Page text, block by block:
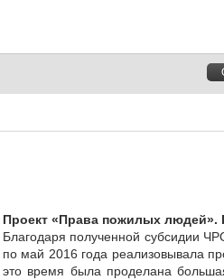
Проект «Права пожилых людей».
Благодаря полученной субсидии
по май 2016 года реализовывала
это время была проделана